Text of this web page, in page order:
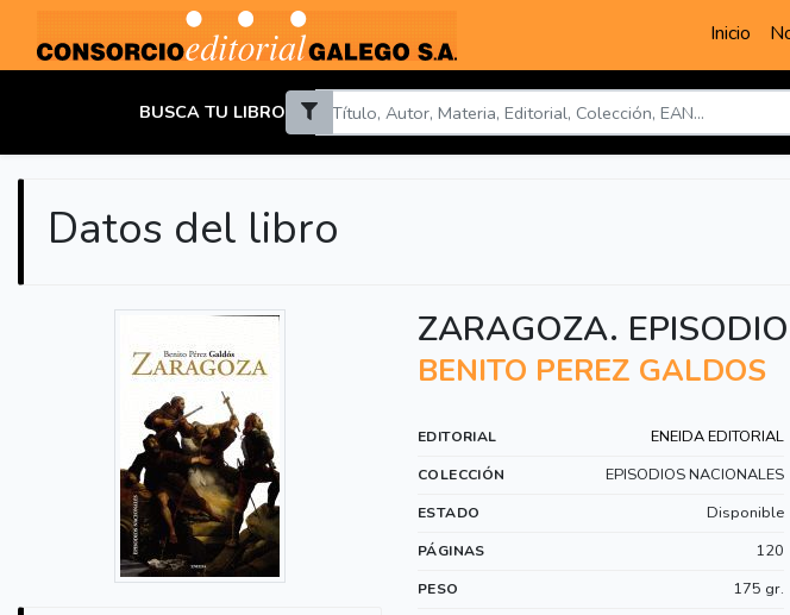
Inicio
BUSCA TU LIBRO
Datos del libro
ZARAGOZA.
BENITO PEREZ GALDOS
EDITORIAL ENEIDA EDITORIAL
COLECCIÓN EPISODIOS NACIONALES
ESTADO Disponible
PÁGINAS 120
PESO 175 gr.